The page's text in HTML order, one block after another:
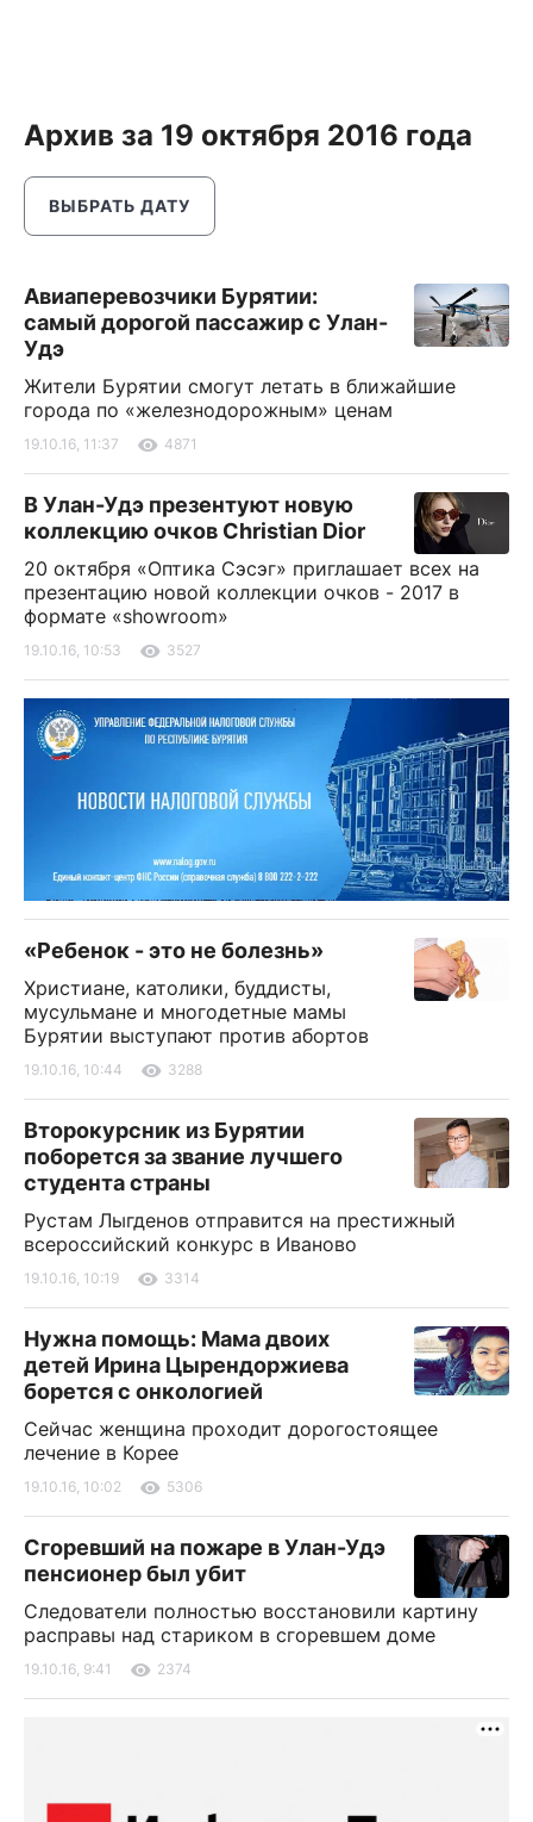
Архив за 19 октября 2016 года
ВЫБРАТЬ ДАТУ
Авиаперевозчики Бурятии:
самый дорогой пассажир с Улан-
Удэ
Жители Бурятии смогут летать в ближайшие
города по «железнодорожным» ценам
19.10.16, 11:37 4871
В Улан-Удэ презентуют новую
коллекцию очков Christian Dior
20 октября «Оптика Сэсэг» приглашает всех на
презентацию новой коллекции очков - 2017 в
формате «showroom»
19.10.16, 10:53 3527
«Ребенок - это не болезнь»
Христиане, католики, буддисты,
мусульмане и многодетные мамы
Бурятии выступают против абортов
19.10.16, 10:44 3288
Второкурсник из Бурятии
поборется за звание лучшего
студента страны
Рустам Лыгденов отправится на престижный
всероссийский конкурс в Иваново
19.10.16, 10:19 3314
Нужна помощь: Мама двоих
детей Ирина Цырендоржиева
борется с онкологией
Сейчас женщина проходит дорогостоящее
лечение в Корее
19.10.16, 10:02 5306
Сгоревший на пожаре в Улан-Удэ
пенсионер был убит
Следователи полностью восстановили картину
расправы над стариком в сгоревшем доме
19.10.16, 9:41 2374